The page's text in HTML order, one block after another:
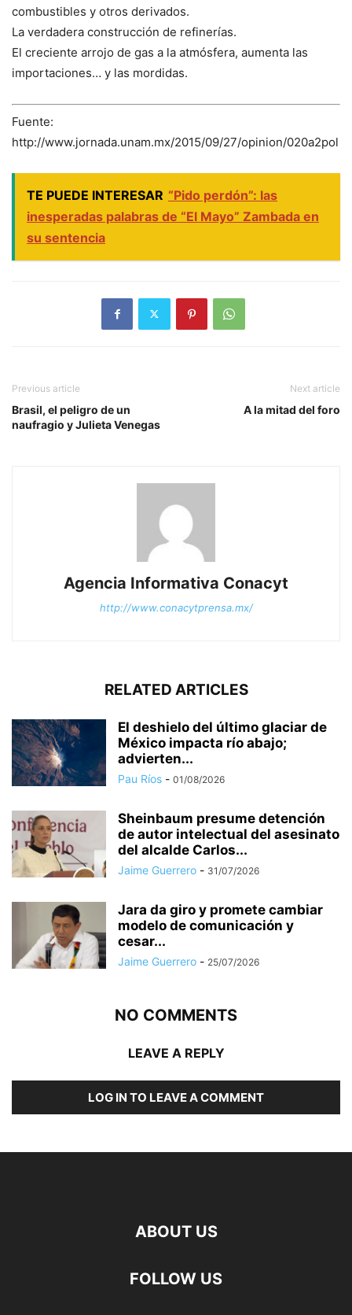
combustibles y otros derivados.
La verdadera construcción de refinerías.
El creciente arrojo de gas a la atmósfera, aumenta las
importaciones… y las mordidas.
Fuente:
http://www.jornada.unam.mx/2015/09/27/opinion/020a2pol
TE PUEDE INTERESAR “Pido perdón”: las
inesperadas palabras de “El Mayo” Zambada en
su sentencia
Previous article
Brasil, el peligro de un
naufragio y Julieta Venegas
Next article
A la mitad del foro
Agencia Informativa Conacyt
http://www.conacytprensa.mx/
RELATED ARTICLES
El deshielo del último glaciar de
México impacta río abajo;
advierten...
Pau Ríos - 01/08/2026
Sheinbaum presume detención
de autor intelectual del asesinato
del alcalde Carlos...
Jaime Guerrero - 31/07/2026
Jara da giro y promete cambiar
modelo de comunicación y
cesar...
Jaime Guerrero - 25/07/2026
NO COMMENTS
LEAVE A REPLY
LOG IN TO LEAVE A COMMENT
ABOUT US
FOLLOW US